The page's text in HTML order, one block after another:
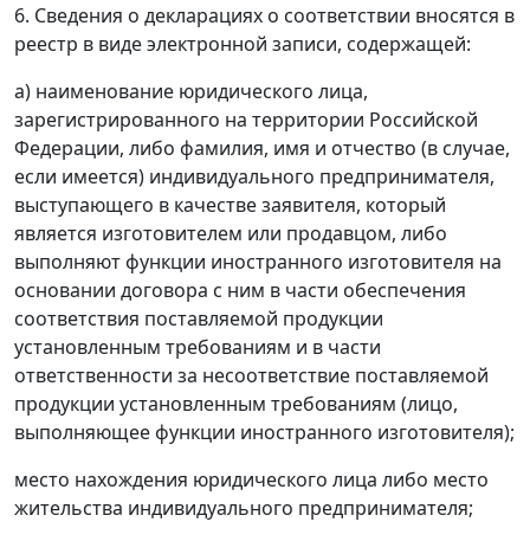
6. Сведения о декларациях о соответствии вносятся в
реестр в виде электронной записи, содержащей:
а) наименование юридического лица,
зарегистрированного на территории Российской
Федерации, либо фамилия, имя и отчество (в случае,
если имеется) индивидуального предпринимателя,
выступающего в качестве заявителя, который
является изготовителем или продавцом, либо
выполняют функции иностранного изготовителя на
основании договора с ним в части обеспечения
соответствия поставляемой продукции
установленным требованиям и в части
ответственности за несоответствие поставляемой
продукции установленным требованиям (лицо,
выполняющее функции иностранного изготовителя);
место нахождения юридического лица либо место
жительства индивидуального предпринимателя;